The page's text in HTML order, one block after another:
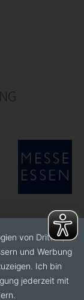
von Dritten,
und Werbung
Ich bin
jederzeit mit